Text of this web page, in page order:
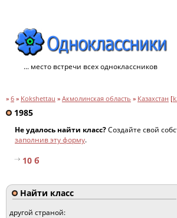
... место встречи всех одноклассников
» 6 » Kokshettau » Акмолинская область » Казахстан [
1985
Не удалось найти класс?Создайте свой
заполнив эту форму.
10 б
Найти класс
другой страной: